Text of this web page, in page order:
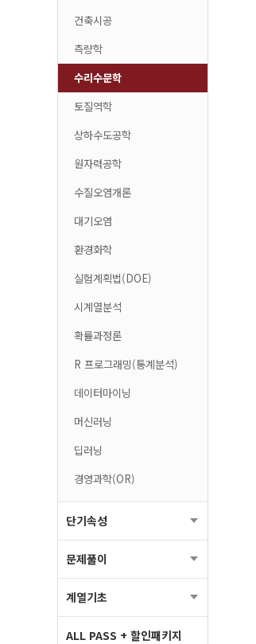
건축시공
측량학
수리수문학
토질역학
상하수도공학
원자력공학
수질오염개론
대기오염
환경화학
실험계획법(DOE)
시계열분석
확률과정론
R 프로그래밍(통계분석)
데이터마이닝
머신러닝
딥러닝
경영과학(OR)­
단기속성
문제풀이
계열기초
ALL PASS + 할인패키지